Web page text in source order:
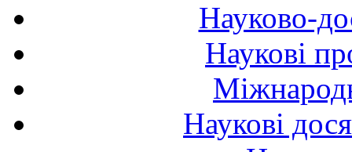
Науково-
Наукові
Наукові